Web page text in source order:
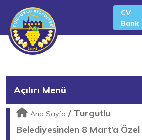
CV
Bank
Açılırı Menü
Ana Sayfa / Turgutlu
Belediyesinden 8 Mart’a Özel